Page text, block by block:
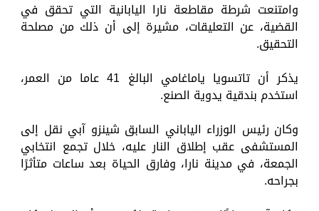
وامتنعت شرطة مقاطعة نارا اليابانية التي تحقق في
القضية، عن التعليقات، مشيرة إلى أن ذلك من مصلحة
التحقيق.
يذكر أن تاتسويا ياماغامي البالغ 41 عاما من العمر،
استخدم بندقية يدوية الصنع.
وكان رئيس الوزراء الياباني السابق شينزو آبي نقل إلى
المستشفى عقب إطلاق النار عليه، خلال تجمع انتخابي
الجمعة، في مدينة نارا، وفارق الحياة بعد ساعات متأثرًا
بجراحه.